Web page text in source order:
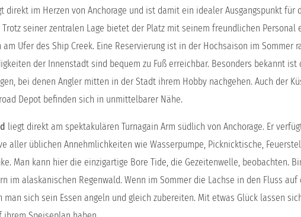
direkt im Herzen von Anchorage und ist damit ein idealer Ausgangspunkt für
seiner zentralen Lage bietet der Platz mit seinem freundlichen Personal
Ufer des Ship Creek. Eine Reservierung ist in der Hochsaison im Sommer
der Innenstadt sind bequem zu Fuß erreichbar. Besonders bekannt ist
bei denen Angler mitten in der Stadt ihrem Hobby nachgehen. Auch der
Depot befinden sich in unmittelbarer Nähe.
liegt direkt am spektakulären Turnagain Arm südlich von Anchorage. Er
aller üblichen Annehmlichkeiten wie Wasserpumpe, Picknicktische,
Man kann hier die einzigartige Bore Tide, die Gezeitenwelle, beobachten.
im alaskanischen Regenwald. Wenn im Sommer die Lachse in den Fluss auf
man sich sein Essen angeln und gleich zubereiten. Mit etwas Glück lassen